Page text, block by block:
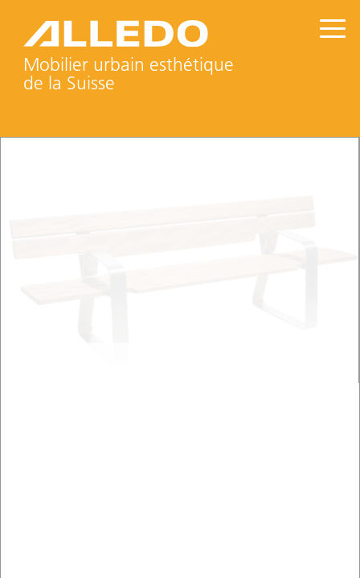
Mobilier urbain esthétique
de la Suisse